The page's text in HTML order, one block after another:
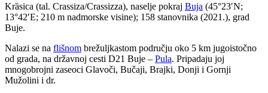
Krȁsica (tal. Crassiza/Crassizza), naselje pokraj Buja (45°23′N;
13°42′E; 210 m nadmorske visine); 158 stanovnika (2021.), grad
Buje.
Nalazi se na flišnom brežuljkastom području oko 5 km jugoistočno
od grada, na državnoj cesti D21 Buje – Pula. Pripadaju joj
mnogobrojni zaseoci Glavoči, Bučaji, Brajki, Donji i Gornji
Mužolini i dr.